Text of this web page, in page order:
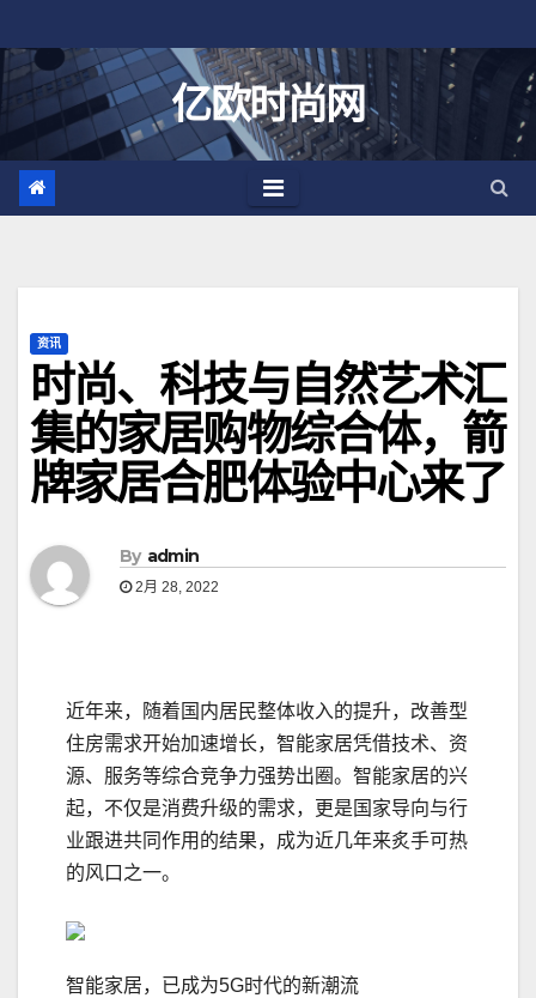
至
亿欧时尚网
资讯
时尚、科技与自然艺术汇
集的家居购物综合体，箭
牌家居合肥体验中心来了
By admin
2月 28, 2022
近年来，随着国内居民整体收入的提升，改善型
住房需求开始加速增长，智能家居凭借技术、资
源、服务等综合竞争力强势出圈。智能家居的兴
起，不仅是消费升级的需求，更是国家导向与行
业跟进共同作用的结果，成为近几年来炙手可热
的风口之一。
智能家居，已成为5G时代的新潮流